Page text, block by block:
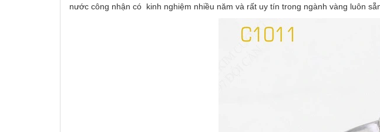
nước công nhận có kinh nghiệm nhiều năm và rất uy tín trong ngành vàng luôn